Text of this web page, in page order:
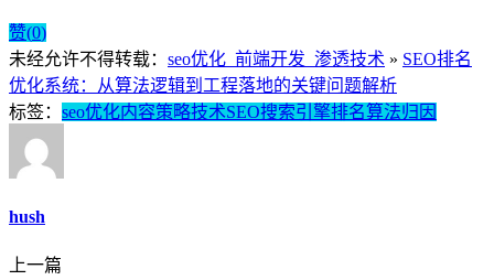
赞(0)
未经允许不得转载： seo优化_前端开发_渗透技术 » SEO排名
优化系统：从算法逻辑到工程落地的关键问题解析
标签： seo优化内容策略技术SEO搜索引擎排名算法归因
hush
上一篇